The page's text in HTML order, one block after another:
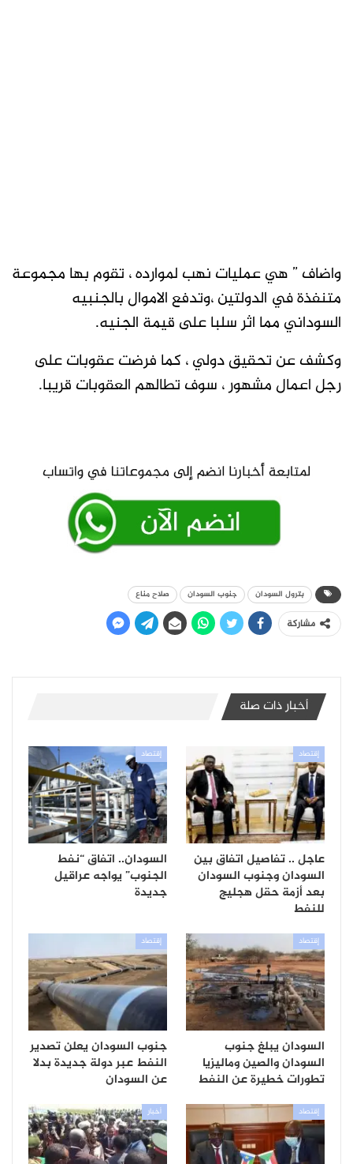
واضاف ” هي عمليات نهب لموارده ، تقوم بها مجموعة
متنفذة في الدولتين ،وتدفع الاموال بالجنبيه
السوداني مما اثر سلبا على قيمة الجنيه.
وكشف عن تحقيق دولي ، كما فرضت عقوبات على
رجل اعمال مشهور ، سوف تطالهم العقوبات قريبا.
بترول السودان جنوب السودان صلاح مناع
مشاركة
أخبار ذات صلة
إقتصاد
عاجل .. تفاصيل اتفاق بين
السودان وجنوب السودان
بعد أزمة حقل هجليج
للنفط
إقتصاد
السودان.. اتفاق “نفط
الجنوب” يواجه عراقيل
جديدة
إقتصاد
السودان يبلغ جنوب
السودان والصين وماليزيا
تطورات خطيرة عن النفط
إقتصاد
جنوب السودان يعلن تصدير
النفط عبر دولة جديدة بدلا
عن السودان
إقتصاد أخبار